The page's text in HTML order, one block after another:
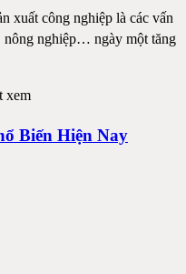
xuất công nghiệp là các vấn
nông nghiệp… ngày một tăng
xem
Biến Hiện Nay